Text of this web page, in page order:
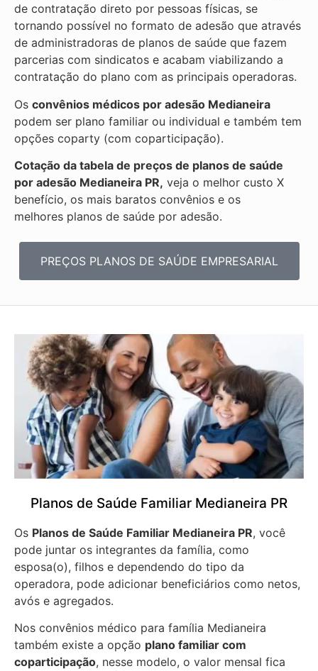
de contratação direto por pessoas físicas, se
tornando possível no formato de adesão que através
de administradoras de planos de saúde que fazem
parcerias com sindicatos e acabam viabilizando a
contratação do plano com as principais operadoras.
Os convênios médicos por adesão Medianeira
podem ser plano familiar ou individual e também tem
opções coparty (com coparticipação).
Cotação da tabela de preços de planos de saúde
por adesão Medianeira PR, veja o melhor custo X
benefício, os mais baratos convênios e os
melhores planos de saúde por adesão.
PREÇOS PLANOS DE SAÚDE EMPRESARIAL
Planos de Saúde Familiar Medianeira PR
Os Planos de Saúde Familiar Medianeira PR, você
pode juntar os integrantes da família, como
esposa(o), filhos e dependendo do tipo da
operadora, pode adicionar beneficiários como netos,
avós e agregados.
Nos convênios médico para família Medianeira
também existe a opção plano familiar com
coparticipação, nesse modelo, o valor mensal fica